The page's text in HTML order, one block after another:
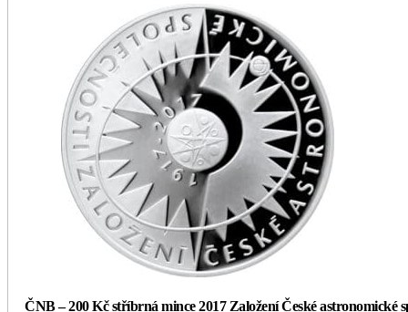
ČNB – 200 Kč stříbrná mince 2017 Založení České astronomické